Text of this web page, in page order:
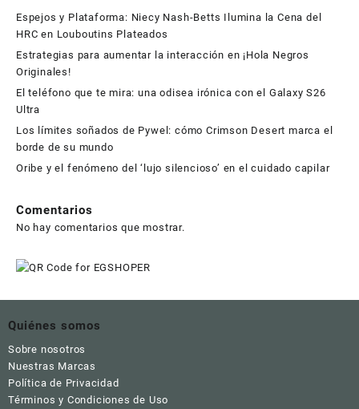
Espejos y Plataforma: Niecy Nash-Betts Ilumina la Cena del
HRC en Louboutins Plateados
Estrategias para aumentar la interacción en ¡Hola Negros
Originales!
El teléfono que te mira: una odisea irónica con el Galaxy S26
Ultra
Los límites soñados de Pywel: cómo Crimson Desert marca el
borde de su mundo
Oribe y el fenómeno del ‘lujo silencioso’ en el cuidado capilar
Comentarios
No hay comentarios que mostrar.
Quiénes somos
Sobre nosotros
Nuestras Marcas
Política de Privacidad
Términos y Condiciones de Uso